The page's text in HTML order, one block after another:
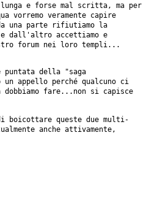
e forse mal scritta, ma per
vorremo veramente capire
una parte rifiutiamo la
dall'altro accettiamo e
forum nei loro templi...
puntata della "saga
un appello perché qualcuno ci
fare...non si capisce
boicottare queste due multi-
anche attivamente,